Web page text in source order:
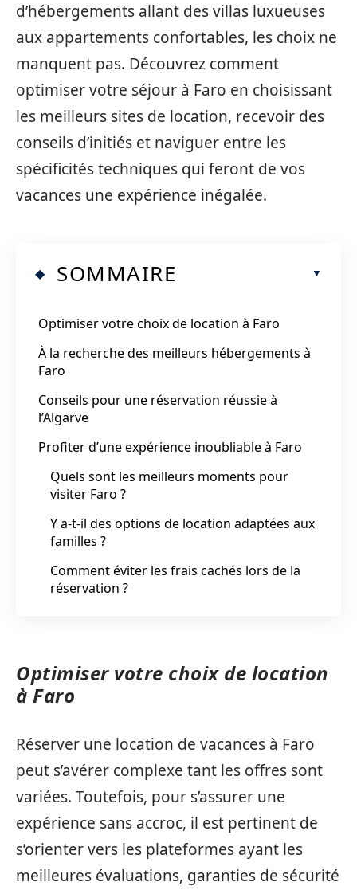
d’hébergements allant des villas luxueuses
aux appartements confortables, les choix ne
manquent pas. Découvrez comment
optimiser votre séjour à Faro en choisissant
les meilleurs sites de location, recevoir des
conseils d’initiés et naviguer entre les
spécificités techniques qui feront de vos
vacances une expérience inégalée.
SOMMAIRE
Optimiser votre choix de location à Faro
À la recherche des meilleurs hébergements à
Faro
Conseils pour une réservation réussie à
l’Algarve
Profiter d’une expérience inoubliable à Faro
Quels sont les meilleurs moments pour
visiter Faro ?
Y a-t-il des options de location adaptées aux
familles ?
Comment éviter les frais cachés lors de la
réservation ?
Optimiser votre choix de location
à Faro
Réserver une location de vacances à Faro
peut s’avérer complexe tant les offres sont
variées. Toutefois, pour s’assurer une
expérience sans accroc, il est pertinent de
s’orienter vers les plateformes ayant les
meilleures évaluations, garanties de sécurité